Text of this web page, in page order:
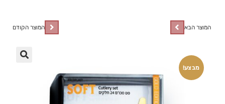
מבצע!
המוצר הקודם המוצר הבא